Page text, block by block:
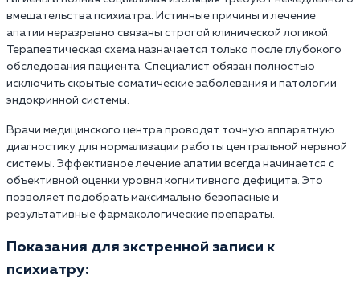
вмешательства психиатра. Истинные причины и лечение
апатии неразрывно связаны строгой клинической логикой.
Терапевтическая схема назначается только после глубокого
обследования пациента. Специалист обязан полностью
исключить скрытые соматические заболевания и патологии
эндокринной системы.
Врачи медицинского центра проводят точную аппаратную
диагностику для нормализации работы центральной нервной
системы. Эффективное лечение апатии всегда начинается с
объективной оценки уровня когнитивного дефицита. Это
позволяет подобрать максимально безопасные и
результативные фармакологические препараты.
Показания для экстренной записи к
психиатру: